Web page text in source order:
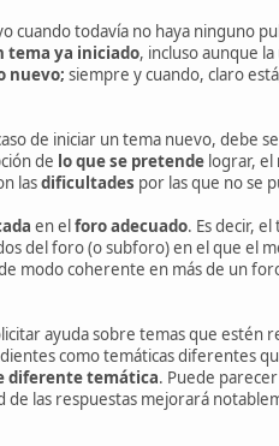
cuando todavía no haya ninguno
tema ya iniciado, incluso aunque
nuevo; siempre y cuando, claro
de iniciar un tema nuevo, debe
de lo que se pretende lograr, el
lasdificultades por las que no se
en elforo adecuado. Es decir,
del foro (o subforo) en el que el
modo coherente en más de un
ayuda sobre temas que estén
como temáticas diferentes
diferente temática. Puede
de las respuestas mejorará